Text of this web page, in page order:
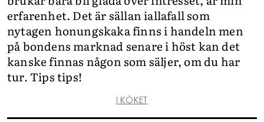
erfarenhet. Det är sällan iallafall som
nytagen honungskaka finns i handeln men
på bondens marknad senare i höst kan det
kanske finnas någon som säljer, om du har
tur. Tips tips!
I KÖKET